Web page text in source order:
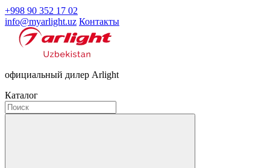
+998 90 352 17 02
info@myarlight.uz Контакты
официальный дилер Arlight
Каталог